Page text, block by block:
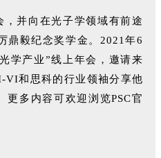
，并向在光子学领域有前途
鼎毅纪念奖学金。2021年6
学产业”线上年会，邀请来
VI和思科的行业领袖分享他
更多内容可欢迎浏览PSC官